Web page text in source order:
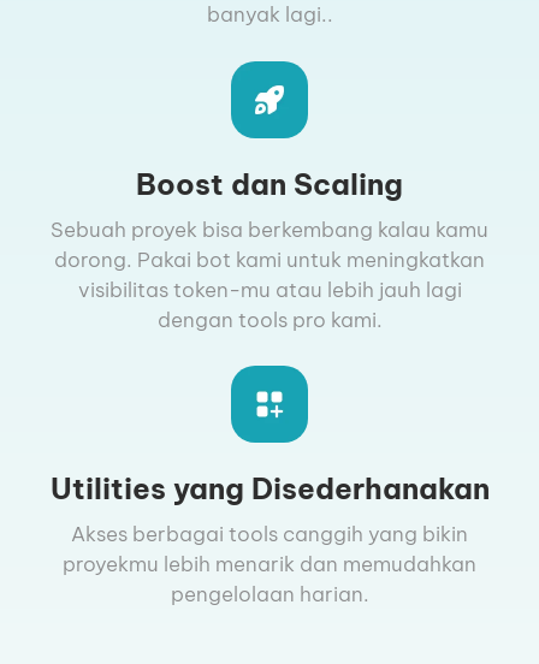
banyak lagi..
Boost dan Scaling
Sebuah proyek bisa berkembang kalau kamu
dorong. Pakai bot kami untuk meningkatkan
visibilitas token-mu atau lebih jauh lagi
dengan tools pro kami.
Utilities yang Disederhanakan
Akses berbagai tools canggih yang bikin
proyekmu lebih menarik dan memudahkan
pengelolaan harian.